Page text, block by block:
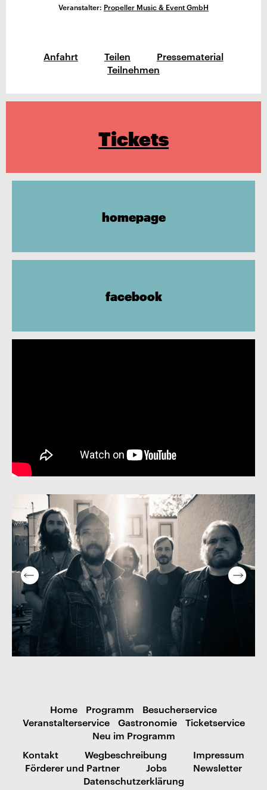
Veranstalter: Propeller Music & Event GmbH
Anfahrt Teilen
Pressematerial
Teilnehmen
Tickets
homepage
facebook
Home Programm
Besucherservice
Veranstalterservice
Gastronomie
Ticketservice
Neu im Programm
Kontakt
Wegbeschreibung
Impressum
Förderer und Partner
Jobs
Newsletter
Datenschutzerklärung